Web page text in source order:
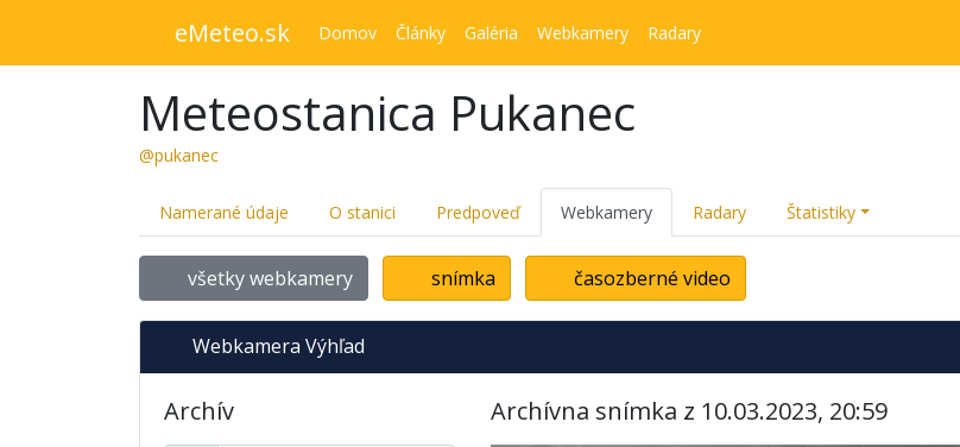
eMeteo.sk Domov Články Galéria Webkamery Radary
Meteostanica Pukanec
@pukanec
Namerané údaje O stanici Predpoveď Webkamery Radary Štatistiky
všetky webkamery snímka časozberné video
Webkamera Výhľad
Archív Archívna snímka z 10.03.2023, 20:59